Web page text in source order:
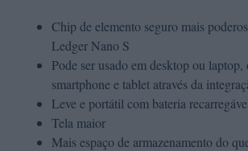
Chip de elemento seguro mais
Ledger Nano S
Pode ser usado em desktop ou laptop,
smartphone e tablet através da
Leve e portátil com bateria
Tela maior
Mais espaço de armazenamento do